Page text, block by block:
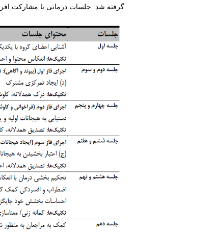
گرفته شد. جلسات درمانی با مشارکت افراد